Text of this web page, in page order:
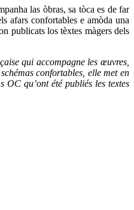
las òbras, sa tòca es de far
afars confortables e amòda una
publicats los tèxtes màgers dels
qui accompagne les œuvres,
confortables, elle met en
OC qu’ont été publiés les textes